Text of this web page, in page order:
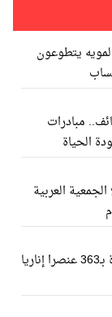
المويه يتطوعون
مبادرات
الحياة
العربية
إنارة شوارع وميادين رأس تنورة بـ363 عنصرا إناريا